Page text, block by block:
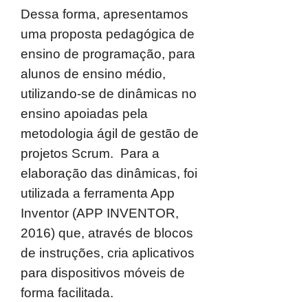
Dessa forma, apresentamos
uma proposta pedagógica de
ensino de programação, para
alunos de ensino médio,
utilizando-se de dinâmicas no
ensino apoiadas pela
metodologia ágil de gestão de
projetos Scrum. Para a
elaboração das dinâmicas, foi
utilizada a ferramenta App
Inventor (APP INVENTOR,
2016) que, através de blocos
de instruções, cria aplicativos
para dispositivos móveis de
forma facilitada.